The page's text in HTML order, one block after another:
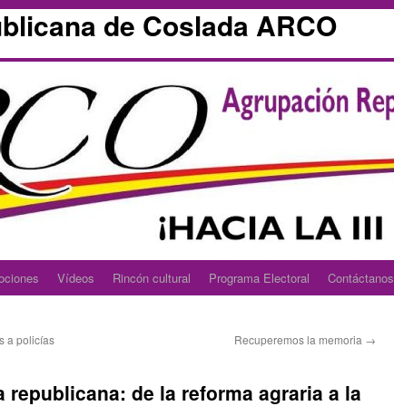
de Coslada ARCO
Vídeos Rincón cultural Programa Electoral Contáctanos
a policías
Recuperemos la memoria →
republicana: de la reforma agraria a la